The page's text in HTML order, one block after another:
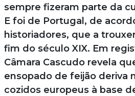
sempre fizeram parte da
E foi de Portugal, de
historiadores, que a
fim do século XIX. Em
Câmara Cascudo revela
ensopado de feijão deriva
cozidos europeus à base